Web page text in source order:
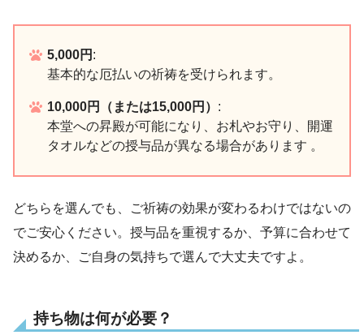
5,000円 :
基本的な厄払いの祈祷を受けられます。
10,000円（または15,000円） :
本堂への昇殿が可能になり、お札やお守り、開運
タオルなどの授与品が異なる場合があります 。
どちらを選んでも、ご祈祷の効果が変わるわけではないの
でご安心ください。授与品を重視するか、予算に合わせて
決めるか、ご自身の気持ちで選んで大丈夫ですよ。
持ち物は何が必要？